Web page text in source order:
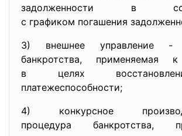
задолженности в
с графиком погашения
3) внешнее управление -
банкротства, применяемая
в целях
платежеспособности;
4) конкурсное
процедура банкротства,